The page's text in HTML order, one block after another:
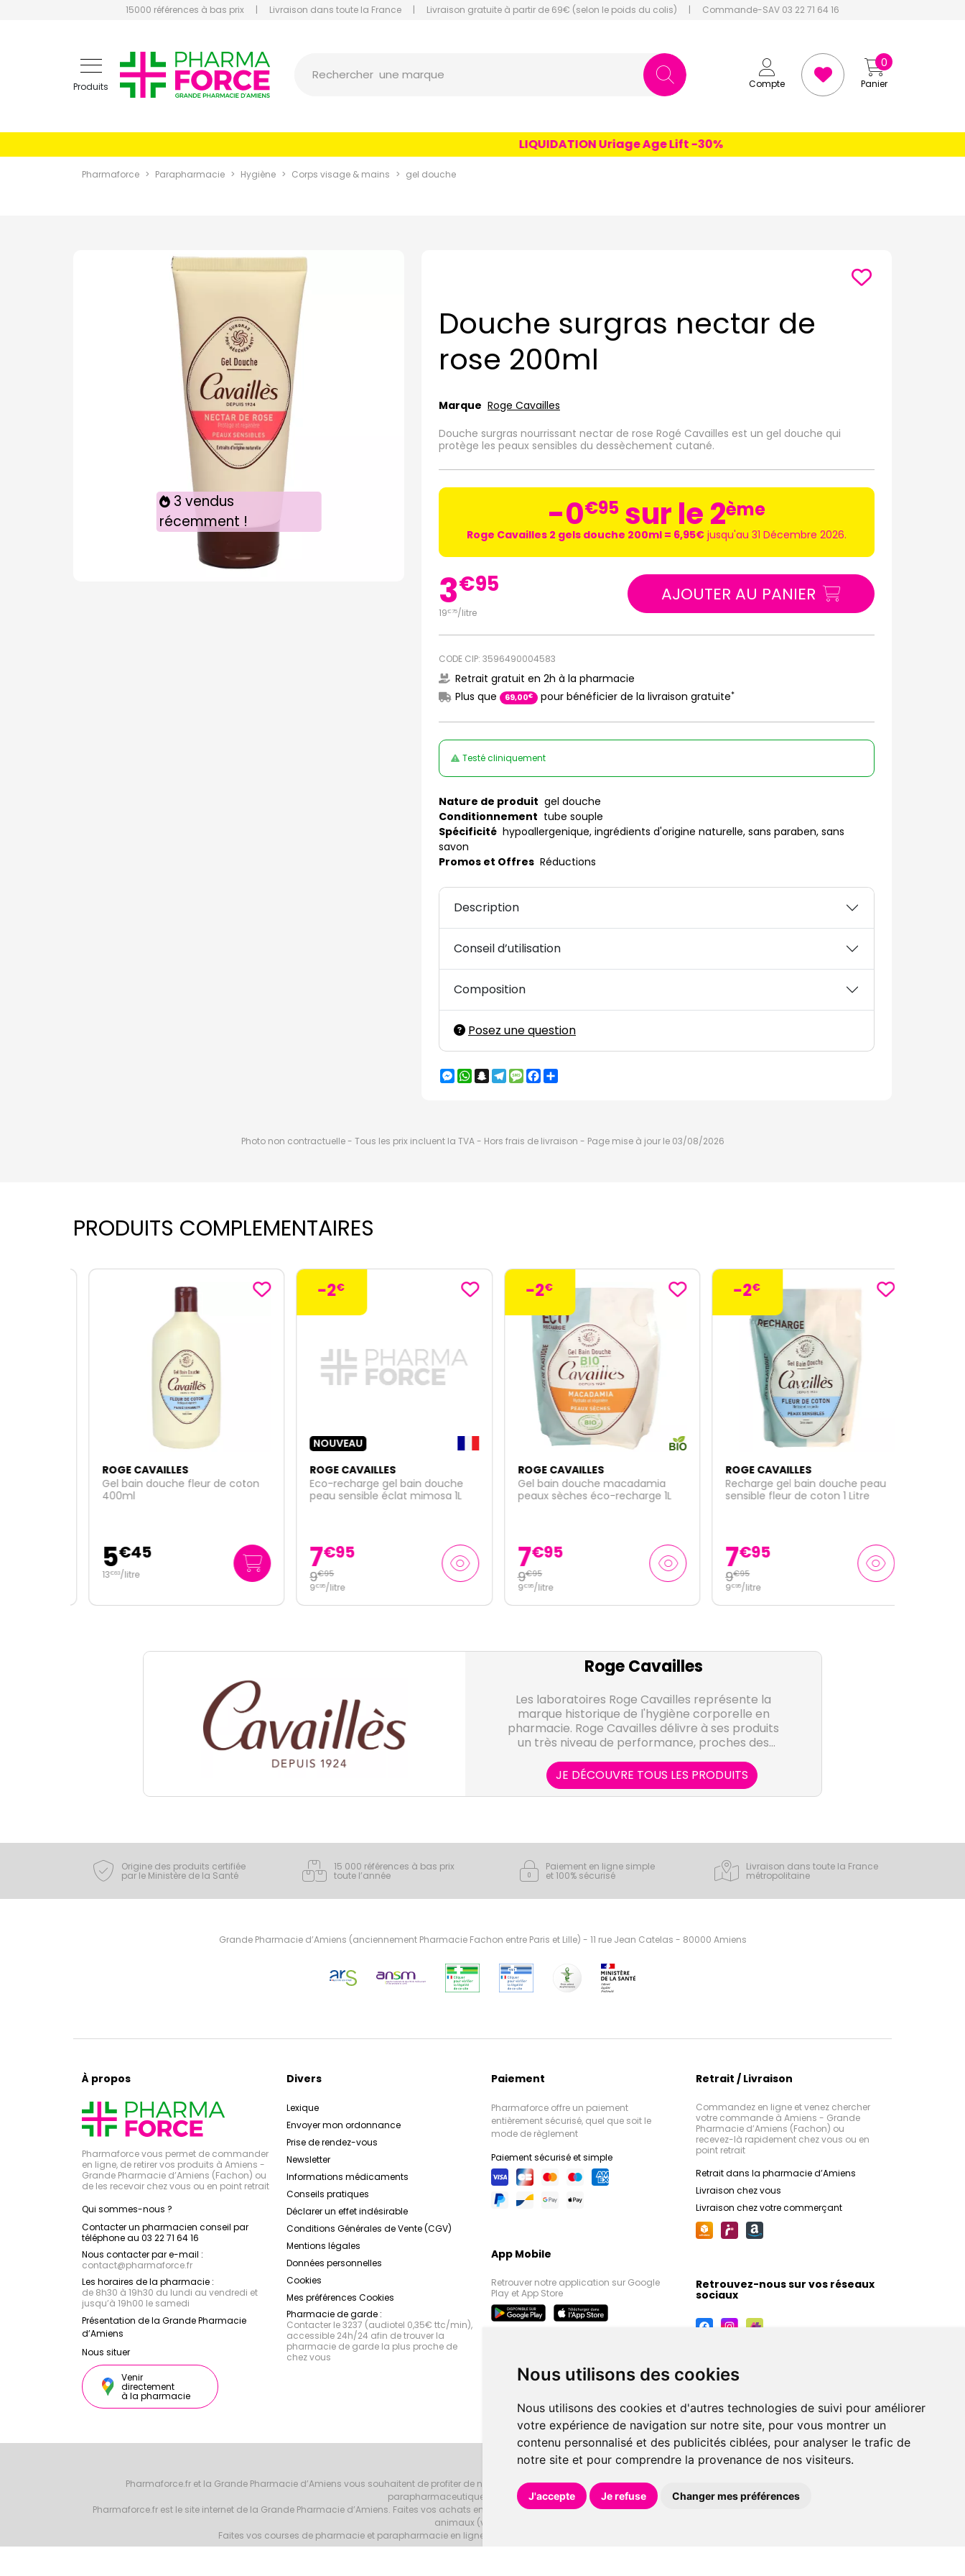
Nous utilisons des cookies
Nous utilisons des cookies et d'autres technologies de suivi pour améliorer
votre expérience de navigation sur notre site, pour vous montrer un
contenu personnalisé et des publicités ciblées, pour analyser le trafic de
notre site et pour comprendre la provenance de nos visiteurs.
J'accepte Je refuse Changer mes préférences
15000 références à bas prix | Livraison dans toute la France | Livraison gratuite à partir de 69€ (selon le poids du colis) | Commande-SAV 03 22 71 64 16
Produits Compte Panier
0
Rechercher un conseil
LIQUIDATION Uriage Age Lift -30%
Pharmaforce Parapharmacie Hygiène Corps visage & mains gel douche
3 vendus
récemment !
Douche surgras nectar de
rose 200ml
Marque Roge Cavailles
Douche surgras nourrissant nectar de rose Rogé Cavailles est un gel douche qui
protège les peaux sensibles du dessèchement cutané.
-0€95 sur le 2ème
Roge Cavailles 2 gels douche 200ml = 6,95€ jusqu'au 31 Décembre 2026.
3€95
19€75/litre
AJOUTER AU PANIER
CODE CIP: 3596490004583
Retrait gratuit en 2h à la pharmacie
Plus que
69,00€ pour bénéficier de la livraison gratuite*
Testé cliniquement
Nature de produit gel douche
Conditionnement tube souple
Spécificité hypoallergenique, ingrédients d'origine naturelle, sans paraben, sans
savon
Promos et Offres Réductions
Description
Conseil d’utilisation
Composition
Posez une question
Messenger
WhatsApp
Snapchat
Telegram
MessageFacebook
Photo non contractuelle - Tous les prix incluent la TVA - Hors frais de livraison - Page mise à jour le 03/08/2026
PRODUITS COMPLEMENTAIRES
ROGE CAVAILLES
Gel bain douche fleur de coton
400ml
€45
63/litre
-2€
NOUVEAU
ROGE CAVAILLES
Eco-recharge gel bain douche
peau sensible éclat mimosa 1L
€95
95
/litre
-2€
ROGE CAVAILLES
Gel bain douche macadamia
peaux sèches éco-recharge 1L
€95
95
/litre
-2€
ROGE CAVAILLES
Recharge gel bain douche peau
sensible fleur de coton 1 Litre
€95
95
/litre
Roge Cavailles
Les laboratoires Roge Cavailles représente la
marque historique de l'hygiène corporelle en
pharmacie. Roge Cavailles délivre à ses produits
un très niveau de performance, proches des
JE DÉCOUVRE TOUS LES PRODUITS
Origine des produits certifiée
par le Ministère de la Santé
15 000 références à bas prix
toute l’année
Paiement en ligne simple
et 100% sécurisé
Livraison dans toute la France
métropolitaine
Grande Pharmacie d’Amiens (anciennement Pharmacie Fachon entre Paris et Lille) - 11 rue Jean Catelas - 80000 Amiens
À propos
Pharmaforce vous permet de commander
en ligne, de retirer vos produits à Amiens -
Grande Pharmacie d’Amiens (Fachon) ou
de les recevoir chez vous ou en point retrait
Qui sommes-nous ?
Contacter un pharmacien conseil par
téléphone au 03 22 71 64 16
Nous contacter par e-mail :
contact@pharmaforce.fr
Les horaires de la pharmacie :
de 8h30 à 19h30 du lundi au vendredi et
jusqu’à 19h00 le samedi
Présentation de la Grande Pharmacie
d’Amiens
Nous situer
Venir
directement
à la pharmacie
Divers
Lexique
Envoyer mon ordonnance
Prise de rendez-vous
Newsletter
Informations médicaments
Conseils pratiques
Déclarer un effet indésirable
Conditions Générales de Vente (CGV)
Mentions légales
Données personnelles
Cookies
Mes préférences Cookies
Pharmacie de garde :
Contacter le 3237 (audiotel 0,35€ ttc/min),
accessible 24h/24 afin de trouver la
pharmacie de garde la plus proche de
chez vous
Paiement
Pharmaforce offre un paiement
entièrement sécurisé, quel que soit le
mode de règlement
Paiement sécurisé et simple
App Mobile
Retrouver notre application sur Google
Play et App Store
Retrait / Livraison
Commandez en ligne et venez chercher
votre commande à Amiens - Grande
Pharmacie d’Amiens (Fachon) ou
recevez-là rapidement chez vous ou en
point retrait
Retrait dans la pharmacie d’Amiens
Livraison chez vous
Livraison chez votre commerçant
Retrouvez-nous sur vos réseaux
sociaux
Pharmaforce.fr et la Grande Pharmacie d’Amiens vous souhaitent de profiter de notre accueil, de nos conseils pharmaceutiques, orthopédiques, homéopathiques,
parapharmaceutiques, beauté et bien-être.
Pharmaforce.fr est le site internet de la Grande Pharmacie d’Amiens. Faites vos achats en ligne grâce à un choix de 20000 références en pharmacie, parapharmacie, diététique et
animaux (vétérinaire).
Faites vos courses de pharmacie et parapharmacie en ligne et venez les retirer au drive ou vous les faire livrer à domicile.